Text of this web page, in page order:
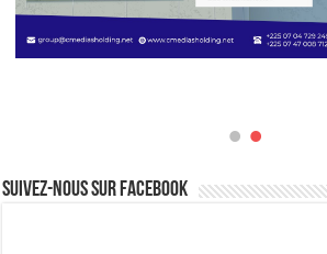
Suivez-nous sur Facebook